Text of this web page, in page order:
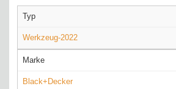
Typ
Werkzeug-2022
Marke
Black+Decker